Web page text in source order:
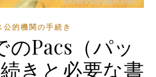
公的機関の手続き
のPacs（パッ
きと必要な書